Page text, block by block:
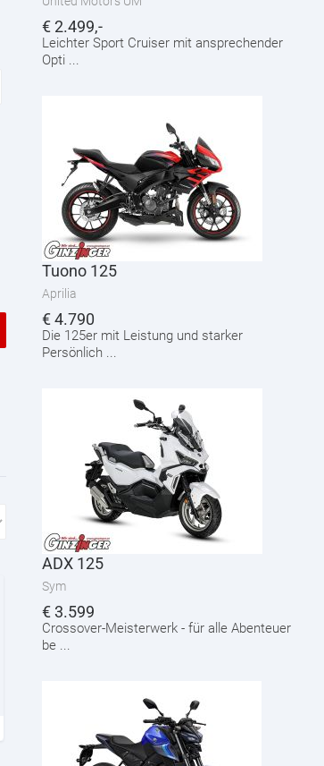
€2.499,-
Leichter Sport Cruiser mit ansprechender
Opti ...
Tuono 125
Aprilia
€4.790
Die 125er mit Leistung und starker
Persönlich ...
ADX 125
Sym
€3.599
Crossover-Meisterwerk - für alle Abenteuer
be ...